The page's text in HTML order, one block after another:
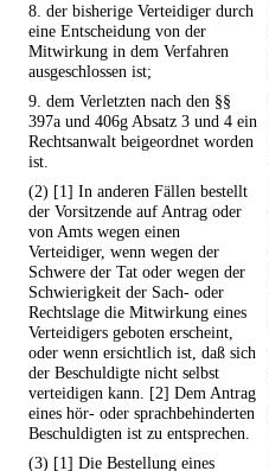
8. der bisherige Verteidiger durch
eine Entscheidung von der
Mitwirkung in dem Verfahren
ausgeschlossen ist;
9. dem Verletzten nach den §§
397a und 406g Absatz 3 und 4 ein
Rechtsanwalt beigeordnet worden
ist.
(2) [1] In anderen Fällen bestellt
der Vorsitzende auf Antrag oder
von Amts wegen einen
Verteidiger, wenn wegen der
Schwere der Tat oder wegen der
Schwierigkeit der Sach- oder
Rechtslage die Mitwirkung eines
Verteidigers geboten erscheint,
oder wenn ersichtlich ist, daß sich
der Beschuldigte nicht selbst
verteidigen kann. [2] Dem Antrag
eines hör- oder sprachbehinderten
Beschuldigten ist zu entsprechen.
(3) [1] Die Bestellung eines